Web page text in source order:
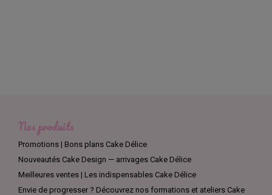
Nos produits
Promotions | Bons plans Cake Délice
Nouveautés Cake Design — arrivages Cake Délice
Meilleures ventes | Les indispensables Cake Délice
Envie de progresser ? Découvrez nos formations et ateliers Cake